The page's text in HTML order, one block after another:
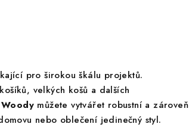
pro širokou škálu projektů.
velkých košů a dalších
Woody můžete vytvářet robustní a zároveň
nebo oblečení jedinečný styl.